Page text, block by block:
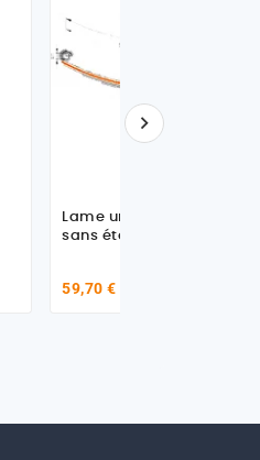
Lame unique de renfort,
sans étoquiau
59,70 €
